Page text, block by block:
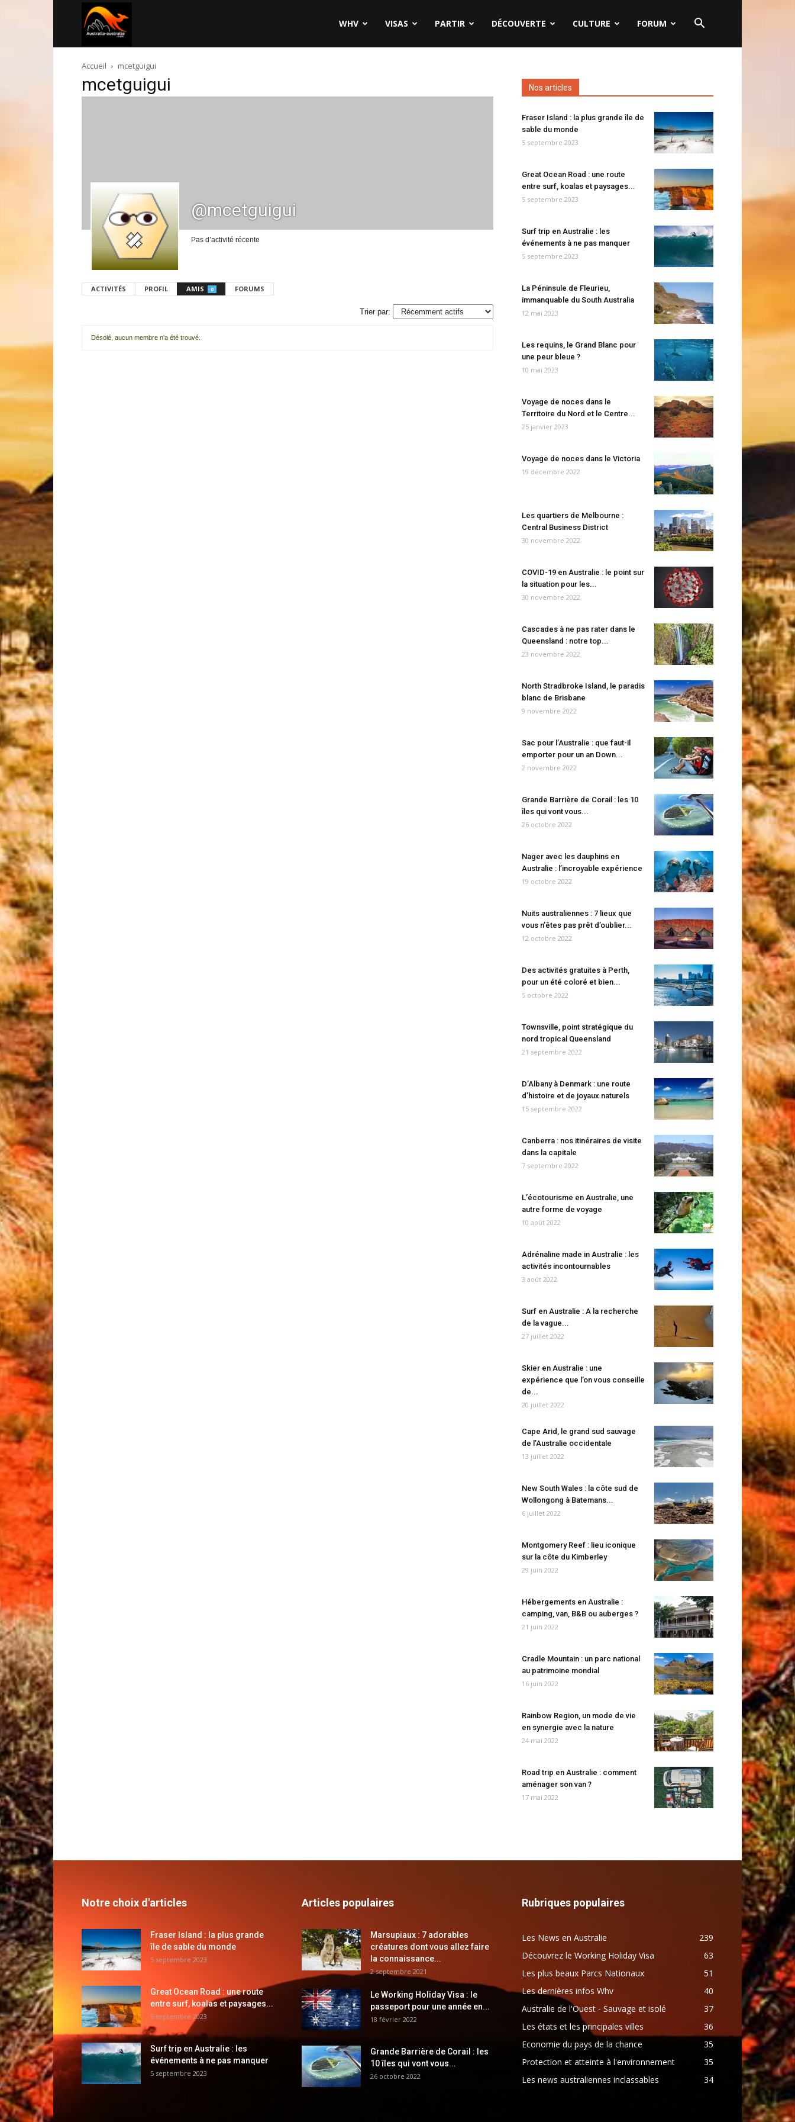
australie.com
WHV VISAS PARTIR DÉCOUVERTE CULTURE FORUM
Accueil mcetguigui
mcetguigui
@mcetguigui
Pas d’activité récente
ACTIVITÉS PROFIL AMIS 0 FORUMS
Trier par:
Désolé, aucun membre n'a été trouvé.
Nos articles
Fraser Island : la plus grande île de
sable du monde
5 septembre 2023
Great Ocean Road : une route
entre surf, koalas et paysages...
5 septembre 2023
Surf trip en Australie : les
événements à ne pas manquer
5 septembre 2023
La Péninsule de Fleurieu,
immanquable du South Australia
12 mai 2023
Les requins, le Grand Blanc pour
une peur bleue ?
10 mai 2023
Voyage de noces dans le
Territoire du Nord et le Centre...
25 janvier 2023
Voyage de noces dans le Victoria
19 décembre 2022
Les quartiers de Melbourne :
Central Business District
30 novembre 2022
COVID-19 en Australie : le point sur
la situation pour les...
30 novembre 2022
Cascades à ne pas rater dans le
Queensland : notre top...
23 novembre 2022
North Stradbroke Island, le paradis
blanc de Brisbane
9 novembre 2022
Sac pour l’Australie : que faut-il
emporter pour un an Down...
2 novembre 2022
Grande Barrière de Corail : les 10
îles qui vont vous...
26 octobre 2022
Nager avec les dauphins en
Australie : l’incroyable expérience
19 octobre 2022
Nuits australiennes : 7 lieux que
vous n’êtes pas prêt d’oublier...
12 octobre 2022
Des activités gratuites à Perth,
pour un été coloré et bien...
5 octobre 2022
Townsville, point stratégique du
nord tropical Queensland
21 septembre 2022
D’Albany à Denmark : une route
d’histoire et de joyaux naturels
15 septembre 2022
Canberra : nos itinéraires de visite
dans la capitale
7 septembre 2022
L’écotourisme en Australie, une
autre forme de voyage
10 août 2022
Adrénaline made in Australie : les
activités incontournables
3 août 2022
Surf en Australie : A la recherche
de la vague...
27 juillet 2022
Skier en Australie : une
expérience que l’on vous conseille
de...
20 juillet 2022
Cape Arid, le grand sud sauvage
de l’Australie occidentale
13 juillet 2022
New South Wales : la côte sud de
Wollongong à Batemans...
6 juillet 2022
Montgomery Reef : lieu iconique
sur la côte du Kimberley
29 juin 2022
Hébergements en Australie :
camping, van, B&B ou auberges ?
21 juin 2022
Cradle Mountain : un parc national
au patrimoine mondial
16 juin 2022
Rainbow Region, un mode de vie
en synergie avec la nature
24 mai 2022
Road trip en Australie : comment
aménager son van ?
17 mai 2022
Notre choix d'articles
Fraser Island : la plus grande
île de sable du monde
5 septembre 2023
Great Ocean Road : une route
entre surf, koalas et paysages...
5 septembre 2023
Surf trip en Australie : les
événements à ne pas manquer
5 septembre 2023
Articles populaires
Marsupiaux : 7 adorables
créatures dont vous allez faire
la connaissance...
2 septembre 2021
Le Working Holiday Visa : le
passeport pour une année en...
18 février 2022
Grande Barrière de Corail : les
10 îles qui vont vous...
26 octobre 2022
Rubriques populaires
Les News en Australie
239
Découvrez le Working Holiday Visa
63
Les plus beaux Parcs Nationaux
51
Les dernières infos Whv
40
Australie de l'Ouest - Sauvage et isolé
37
Les états et les principales villes
36
Economie du pays de la chance
35
Protection et atteinte à l'environnement
35
Les news australiennes inclassables
34